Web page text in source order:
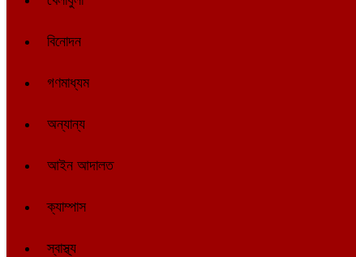
বিনোদন
গণমাধ্যম
অন্যান্য
আইন আদালত
ক্যাম্পাস
স্বাস্থ্য